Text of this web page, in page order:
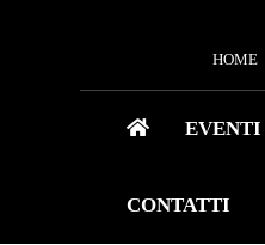
HOME
EVENTI
CONTATTI